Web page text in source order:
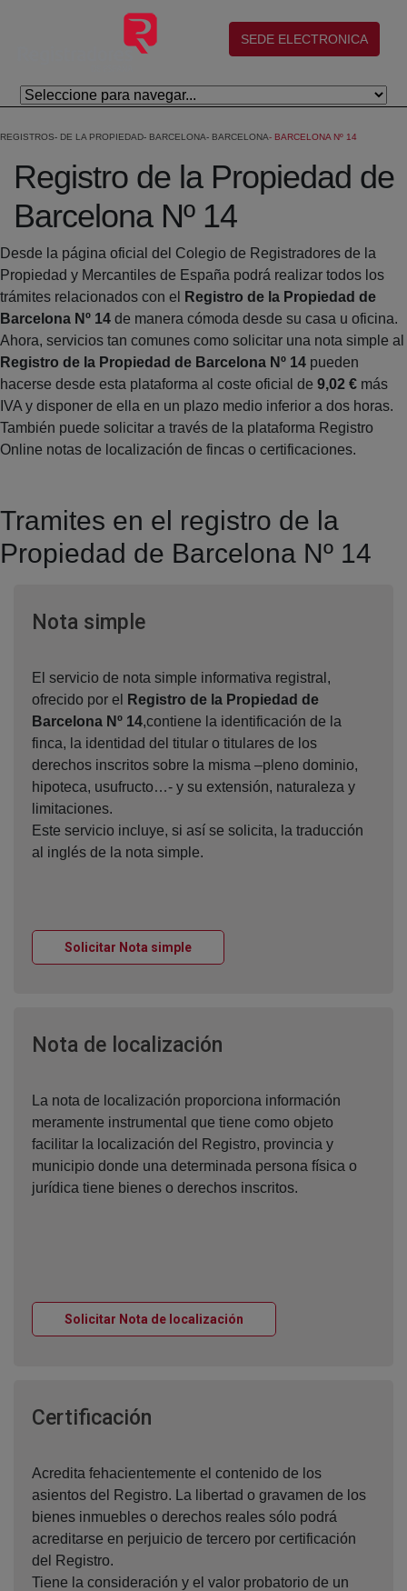
Salta al contingut principal
(abre en nueva ventana)
SEDE ELECTRONICA
REGISTROS DE LA PROPIEDAD BARCELONA BARCELONA BARCELONA Nº 14
Registro de la Propiedad de
Barcelona Nº 14
Desde la página oficial del Colegio de Registradores de la
Propiedad y Mercantiles de España podrá realizar todos los
trámites relacionados con el
Registro de la Propiedad de
Barcelona Nº 14 de manera cómoda desde su casa u oficina.
Ahora, servicios tan comunes como solicitar una nota simple al
Registro de la Propiedad de Barcelona Nº 14 pueden
hacerse desde esta plataforma al coste oficial de 9,02 € más
IVA y disponer de ella en un plazo medio inferior a dos horas.
También puede solicitar a través de la plataforma Registro
Online notas de localización de fincas o certificaciones.
Tramites en el registro de la
Propiedad de Barcelona Nº 14
Nota simpleVentana nueva
El servicio de nota simple informativa registral,
ofrecido por el
Registro de la Propiedad de
Barcelona Nº 14,contiene la identificación de la
finca, la identidad del titular o titulares de los
derechos inscritos sobre la misma –pleno dominio,
hipoteca, usufructo…- y su extensión, naturaleza y
limitaciones.
Este servicio incluye, si así se solicita, la traducción
al inglés de la nota simple.
Solicitar Nota simpleVentana nueva
Nota de localización
La nota de localización proporciona información
meramente instrumental que tiene como objeto
facilitar la localización del Registro, provincia y
municipio donde una determinada persona física o
jurídica tiene bienes o derechos inscritos.
Solicitar Nota de localización
Certificación
Acredita fehacientemente el contenido de los
asientos del Registro. La libertad o gravamen de los
bienes inmuebles o derechos reales sólo podrá
acreditarse en perjuicio de tercero por certificación
del Registro.
Tiene la consideración y el valor probatorio de un